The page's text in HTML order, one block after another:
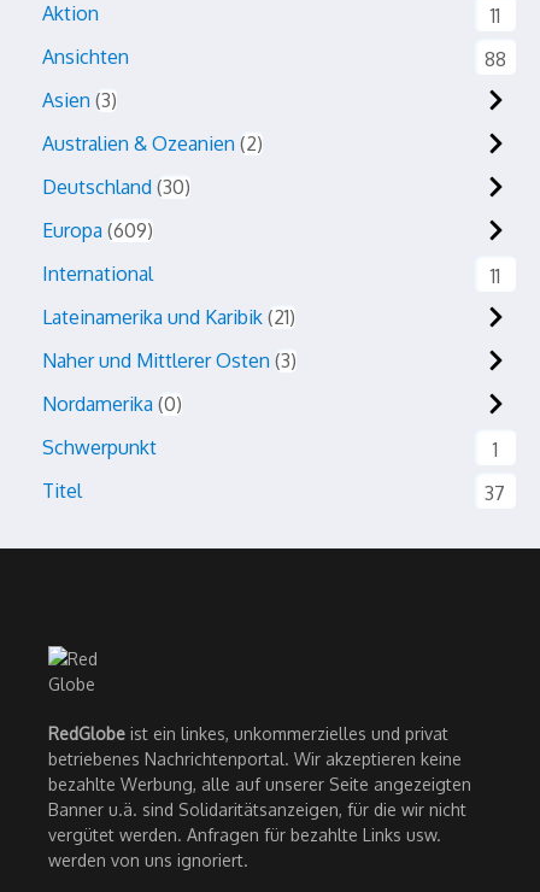
Aktion
11
Ansichten
88
Asien 3
Australien & Ozeanien 2
Deutschland 30
Europa 609
International
11
Lateinamerika und Karibik 21
Naher und Mittlerer Osten 3
Nordamerika 0
Schwerpunkt
1
Titel
37
RedGlobe ist ein linkes, unkommerzielles und privat
betriebenes Nachrichtenportal. Wir akzeptieren keine
bezahlte Werbung, alle auf unserer Seite angezeigten
Banner u.ä. sind Solidaritätsanzeigen, für die wir nicht
vergütet werden. Anfragen für bezahlte Links usw.
werden von uns ignoriert.